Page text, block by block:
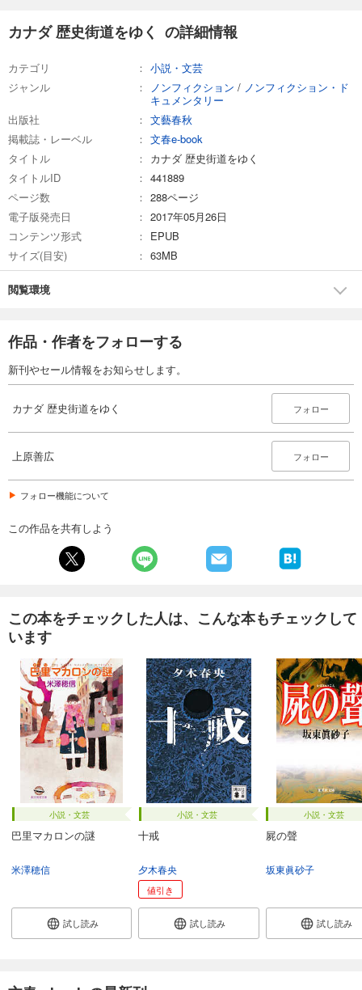
カナダ 歴史街道をゆく の詳細情報
カテゴリ
小説・文芸
ジャンル
ノンフィクション / ノンフィクション・ド
キュメンタリー
出版社
文藝春秋
掲載誌・レーベル
文春e-book
タイトル
カナダ 歴史街道をゆく
タイトルID
441889
ページ数
288ページ
電子版発売日
2017年05月26日
コンテンツ形式
EPUB
サイズ(目安)
63MB
閲覧環境
作品・作者をフォローする
新刊やセール情報をお知らせします。
カナダ 歴史街道をゆく フォロー
上原善広 フォロー
フォロー機能について
この作品を共有しよう
この本をチェックした人は、こんな本もチェックして
います
小説・文芸
巴里マカロンの謎
米澤穂信
試し読み
小説・文芸
十戒
夕木春央
値引き
試し読み
小説・文芸
屍の聲
坂東眞砂子
試し読み